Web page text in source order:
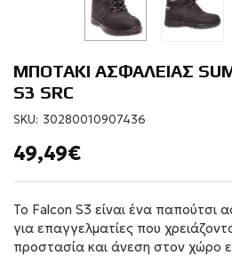
ΜΠΟΤΑΚΙ ΑΣΦΑΛΕΙΑΣ
S3 SRC
SKU: 30280010907436
49,49€
Το Falcon S3 είναι ένα παπούτσι
για επαγγελματίες που
προστασία και άνεση στον χώρο